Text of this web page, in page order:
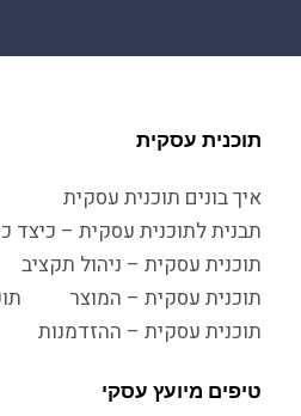
תוכנית עסקית
איך בונים תוכנית עסקית
תבנית לתוכנית עסקית – כיצד
תוכנית עסקית – ניהול תקציב
תוכנית עסקית – המוצר
תוכנית עסקית – ההזדמנות
טיפים מיועץ עסקי